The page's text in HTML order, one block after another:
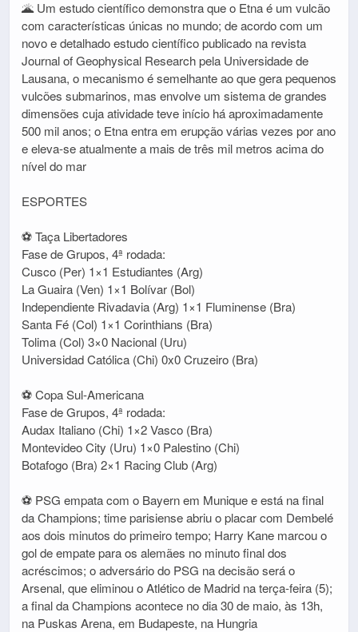
🌋 Um estudo científico demonstra que o Etna é um vulcão
com características únicas no mundo; de acordo com um
novo e detalhado estudo científico publicado na revista
Journal of Geophysical Research pela Universidade de
Lausana, o mecanismo é semelhante ao que gera pequenos
vulcões submarinos, mas envolve um sistema de grandes
dimensões cuja atividade teve início há aproximadamente
500 mil anos; o Etna entra em erupção várias vezes por ano
e eleva-se atualmente a mais de três mil metros acima do
nível do mar
ESPORTES
⚽ Taça Libertadores
Fase de Grupos, 4ª rodada:
Cusco (Per) 1×1 Estudiantes (Arg)
La Guaira (Ven) 1×1 Bolívar (Bol)
Independiente Rivadavia (Arg) 1×1 Fluminense (Bra)
Santa Fé (Col) 1×1 Corinthians (Bra)
Tolima (Col) 3×0 Nacional (Uru)
Universidad Católica (Chi) 0x0 Cruzeiro (Bra)
⚽ Copa Sul-Americana
Fase de Grupos, 4ª rodada:
Audax Italiano (Chi) 1×2 Vasco (Bra)
Montevideo City (Uru) 1×0 Palestino (Chi)
Botafogo (Bra) 2×1 Racing Club (Arg)
⚽ PSG empata com o Bayern em Munique e está na final
da Champions; time parisiense abriu o placar com Dembelé
aos dois minutos do primeiro tempo; Harry Kane marcou o
gol de empate para os alemães no minuto final dos
acréscimos; o adversário do PSG na decisão será o
Arsenal, que eliminou o Atlético de Madrid na terça-feira (5);
a final da Champions acontece no dia 30 de maio, às 13h,
na Puskas Arena, em Budapeste, na Hungria